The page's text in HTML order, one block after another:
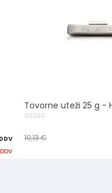
Tovorne uteži 25 g -
00200
10,13 €